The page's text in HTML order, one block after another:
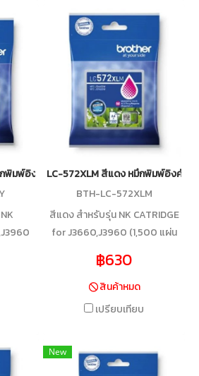
พิมพ์อิงค์เจ็ทบราเดอร์ รับประกันศูนย์บริการขอ
LC-572XLM สีแดง หมึกพิมพ์อิงค์เจ็
BTH-LC-572XLM
สีแดง สำหรับรุ่น NK CATRIDGE
for J3660,J3960 (1,500 แผ่น
฿630
สินค้าหมด
เปรียบเทียบ
New